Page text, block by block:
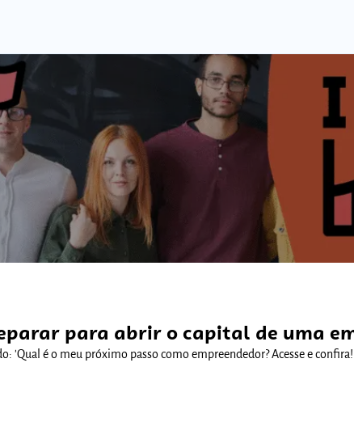
para abrir o capital de uma
'Qual é o meu próximo passo como empreendedor? Acesse e confira!